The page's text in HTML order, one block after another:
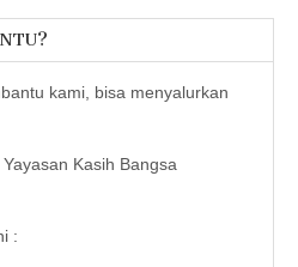
kami, bisa menyalurkan
Kasih Bangsa
: